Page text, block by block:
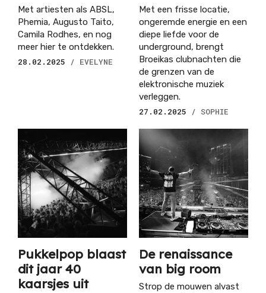
Met artiesten als ABSL,
Phemia, Augusto Taito,
Camila Rodhes, en nog
meer hier te ontdekken.
28.02.2025
/ EVELYNE
Met een frisse locatie,
ongeremde energie en een
diepe liefde voor de
underground, brengt
Broeikas clubnachten die
de grenzen van de
elektronische muziek
verleggen.
27.02.2025
/ SOPHIE
Pukkelpop blaast
dit jaar 40
kaarsjes uit
De renaissance
van big room
Strop de mouwen alvast